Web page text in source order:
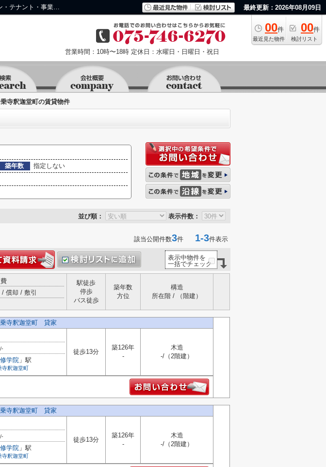
京都市左京区一乗寺釈迦堂町の物件一覧｜中京区・下京区の土地・分譲マンション・テナント・事業用物件なら株式会社 京 藤十郎不動産 最終更新：2026年08月09日
00件
最近見た物件
00件
検討リスト
営業時間：10時〜18時 定休日：水曜日・日曜日・祝日
寺釈迦堂町の賃貸物件
築年数
指定しない
並び順： 表示件数：
該当公開件数3件 1-3件表示
表示中物件を
一括でチェック
償却 / 敷引
駅徒歩
停歩
バス徒歩
築年数
方位
構造
所在階 / （階建）
寺釈迦堂町 貸家
修学院 」駅
寺釈迦堂町
徒歩13分
築126年
-
木造
-/（2階建）
寺釈迦堂町 貸家
修学院 」駅
寺釈迦堂町
徒歩13分
築126年
-
木造
-/（2階建）